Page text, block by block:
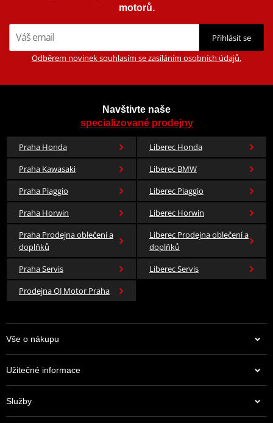
motorů.
Přihlásit se
Odběrem novinek souhlasím se zasíláním osobních údajů.
Navštivte naše
specializované prodejny
Praha Honda
Liberec Honda
Praha Kawasaki
Liberec BMW
Praha Piaggio
Liberec Piaggio
Praha Horwin
Liberec Horwin
Praha Prodejna oblečení a
doplňků
Liberec Prodejna oblečení a
doplňků
Praha Servis
Liberec Servis
Prodejna QJ Motor Praha
Vše o nákupu
Užitečné informace
Služby